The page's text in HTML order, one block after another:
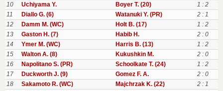
10
Uchiyama Y. Boyer T. (20)
1 : 2
11
Diallo G. (6) Watanuki Y. (PR)
2 : 1
12
Damm M. (WC) Holt B. (17)
1 : 2
13
Gaston H. (7) Habib H.
2 : 0
14
Ymer M. (WC) Harris B. (13)
1 : 2
15
Walton A. (8) Kukushkin M.
2 : 0
16
Napolitano S. (PR) Schoolkate T. (24)
1 : 2
17
Duckworth J. (9) Gomez F. A.
2 : 0
18
Sakamoto R. (WC) Majchrzak K. (22)
2 : 1